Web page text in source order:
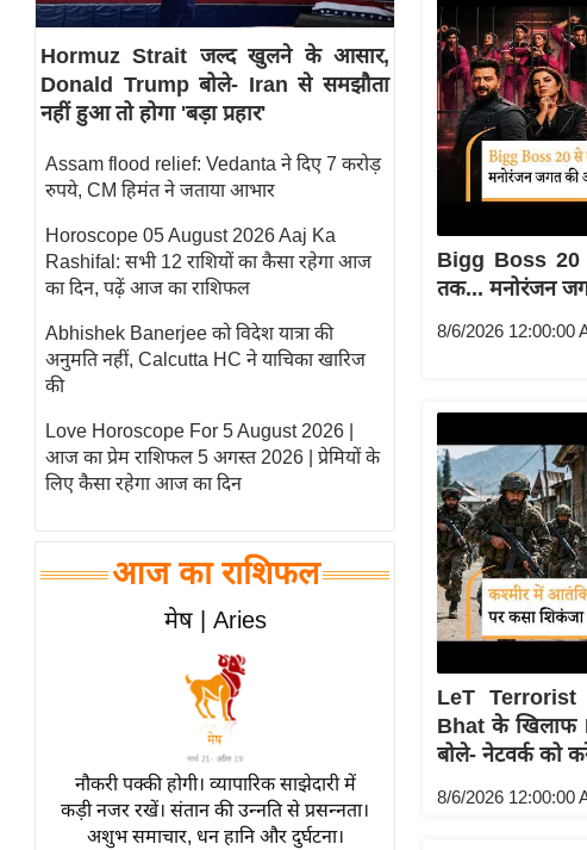
मातृभूमि
स्तंभ
एम.
आर.
आई.
चाय पर
समीक्षा
धर्म
ज्योतिष
प्रभु
महिमा/
व्रत
त्योहार
विशेष
विश्लेषण
Hormuz Strait जल्द खुलने के आसार,
Donald Trump बोले- Iran से समझौता
नहीं हुआ तो होगा 'बड़ा प्रहार'
Assam flood relief: Vedanta ने दिए 7 करोड़
रुपये, CM हिमंत ने जताया आभार
Horoscope 05 August 2026 Aaj Ka
Rashifal: सभी 12 राशियों का कैसा रहेगा आज
का दिन, पढ़ें आज का राशिफल
Abhishek Banerjee को विदेश यात्रा की
अनुमति नहीं, Calcutta HC ने याचिका खारिज
की
Love Horoscope For 5 August 2026 |
आज का प्रेम राशिफल 5 अगस्त 2026 | प्रेमियों के
लिए कैसा रहेगा आज का दिन
आज का राशिफल
मेष | Aries
नौकरी पक्की होगी। व्यापारिक साझेदारी में
कड़ी नजर रखें। संतान की उन्नति से प्रसन्नता।
अशुभ समाचार, धन हानि और दुर्घटना।
Bigg Boss
तक... मनोरंजन
8/6/2026 12:00:00
LeT Terrorist
Bhat के खिलाफ
बोले- नेटवर्क को
8/6/2026 12:00:00